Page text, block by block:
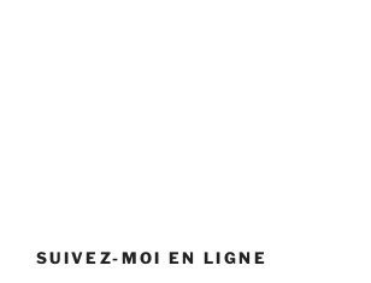
SUIVEZ-MOI EN LIGNE